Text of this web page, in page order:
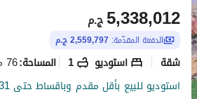
ج.م5,338,012
الدفعة المقدّمة: 2,559,797 ج.م
شقة استوديو 1 المساحة:76 متر مربع
استوديو للبيع بأقل مقدم وباقساط حتى 2031 في زيد ويست